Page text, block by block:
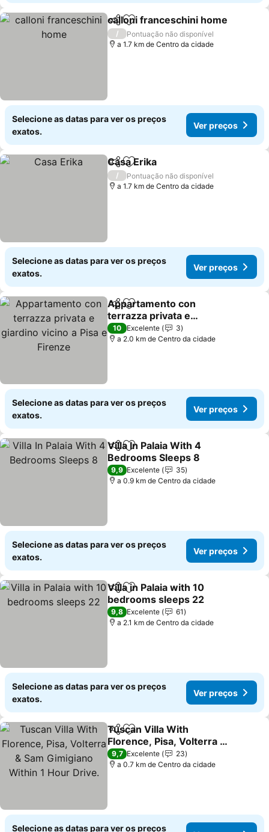
PartilharAdicionar aos favoritos
calloni franceschini home
/
Pontuação não disponível
a 1.7 km de Centro da cidade
Selecione as datas para ver os preços
exatos.
Ver preços
PartilharAdicionar aos favoritos
Casa Erika
/
Pontuação não disponível
a 1.7 km de Centro da cidade
Selecione as datas para ver os preços
exatos.
Ver preços
PartilharAdicionar aos favoritos
Appartamento con
terrazza privata e
giardino vicino a Pisa e
Firenze
10 Excelente
3
a 2.0 km de Centro da cidade
Selecione as datas para ver os preços
exatos.
Ver preços
PartilharAdicionar aos favoritos
Villa In Palaia With 4
Bedrooms Sleeps 8
9,9 Excelente
35
a 0.9 km de Centro da cidade
Selecione as datas para ver os preços
exatos.
Ver preços
PartilharAdicionar aos favoritos
Villa in Palaia with 10
bedrooms sleeps 22
9,8 Excelente
61
a 2.1 km de Centro da cidade
Selecione as datas para ver os preços
exatos.
Ver preços
PartilharAdicionar aos favoritos
Tuscan Villa With
Florence, Pisa, Volterra &
Sam Gimigiano Within 1
Hour Drive.
9,7 Excelente
23
a 0.7 km de Centro da cidade
Selecione as datas para ver os preços